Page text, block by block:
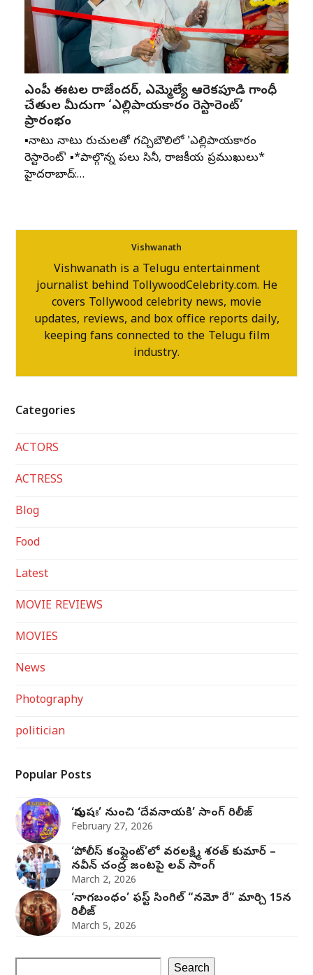
ఎంపీ ఈటల రాజేందర్, ఎమ్మెల్యే ఆరెకపూడి గాంధీ
చేతుల మీదుగా ‘ఎల్లిపాయకారం రెస్టారెంట్’
ప్రారంభం
▪️నాటు నాటు రుచులతో గచ్చిబౌలిలో 'ఎల్లిపాయకారం
రెస్టారెంట్' ▪️*పాల్గొన్న పలు సినీ, రాజకీయ ప్రముఖులు*
హైదరాబాద్:…
Vishwanath
Vishwanath is a Telugu entertainment
journalist behind TollywoodCelebrity.com. He
covers Tollywood celebrity news, movie
updates, reviews, and box office reports daily,
keeping fans connected to the Telugu film
industry.
Categories
ACTORS
ACTRESS
Blog
Food
Latest
MOVIE REVIEWS
MOVIES
News
Photography
politician
Popular Posts
‘పురుషః’ నుంచి ‘దేవనాయకి’ సాంగ్‌ రిలీజ్‌
February 27, 2026
‘పోలీస్ కంప్లైంట్’లో వరలక్ష్మి శరత్ కుమార్ –
నవీన్ చంద్ర జంట‌పై ల‌వ్ సాంగ్
March 2, 2026
‘నాగబంధం’ ఫస్ట్ సింగిల్ “నమో రే” మార్చి 15న
రిలీజ్
March 5, 2026
Search